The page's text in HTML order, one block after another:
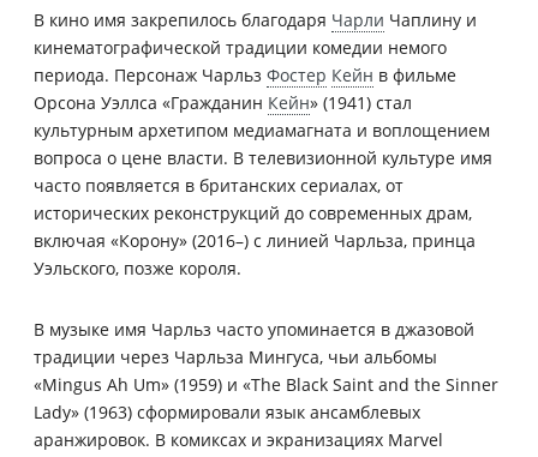
В кино имя закрепилось благодаря Чарли Чаплину и
кинематографической традиции комедии немого
периода. Персонаж Чарльз Фостер Кейн в фильме
Орсона Уэллса «Гражданин Кейн» (1941) стал
культурным архетипом медиамагната и воплощением
вопроса о цене власти. В телевизионной культуре имя
часто появляется в британских сериалах, от
исторических реконструкций до современных драм,
включая «Корону» (2016–) с линией Чарльза, принца
Уэльского, позже короля.
В музыке имя Чарльз часто упоминается в джазовой
традиции через Чарльза Мингуса, чьи альбомы
«Mingus Ah Um» (1959) и «The Black Saint and the Sinner
Lady» (1963) сформировали язык ансамблевых
аранжировок. В комиксах и экранизациях Marvel